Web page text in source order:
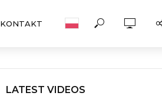
KONTAKT
LATEST VIDEOS